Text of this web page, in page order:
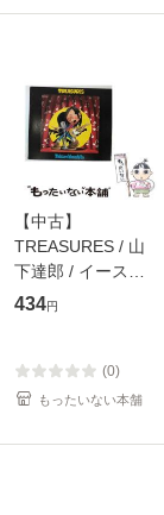
【中古】
TREASURES / 山
下達郎 / イースト
ウエスト・ジャパ
434円
(0)
もったいない本舗